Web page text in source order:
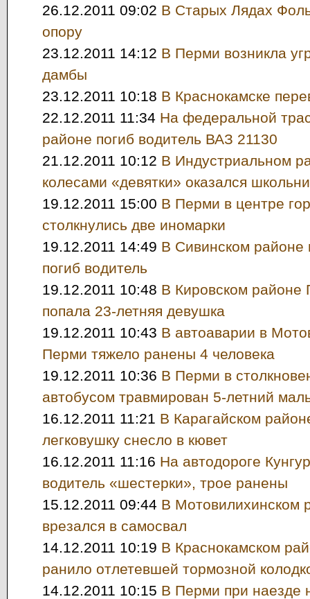
26.12.2011 09:02 В Старых Лядах
опору
23.12.2011 14:12 В Перми возникла
дамбы
23.12.2011 10:18 В Краснокамске
22.12.2011 11:34 На федеральной
районе погиб водитель ВАЗ 21130
21.12.2011 10:12 В Индустриальном
колесами «девятки» оказался
19.12.2011 15:00 В Перми в центре
столкнулись две иномарки
19.12.2011 14:49 В Сивинском районе
погиб водитель
19.12.2011 10:48 В Кировском районе
попала 23-летняя девушка
19.12.2011 10:43 В автоаварии в
Перми тяжело ранены 4 человека
19.12.2011 10:36 В Перми в
автобусом травмирован 5-летний
16.12.2011 11:21 В Карагайском
легковушку снесло в кювет
16.12.2011 11:16 На автодороге
водитель «шестерки», трое ранены
15.12.2011 09:44 В Мотовилихинском
врезался в самосвал
14.12.2011 10:19 В Краснокамском
ранило отлетевшей тормозной
14.12.2011 10:15 В Перми при наезде